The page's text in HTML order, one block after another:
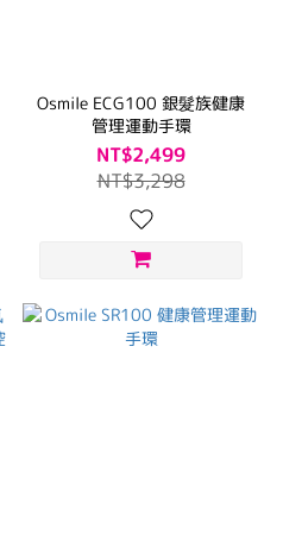
Osmile ECG100 銀髮族健康
管理運動手環
NT$2,499
NT$3,298